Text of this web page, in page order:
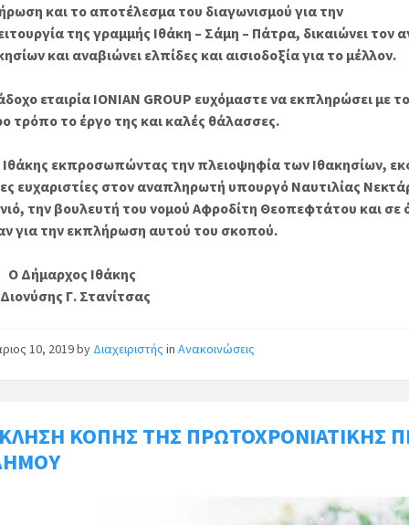
και το αποτέλεσμα του διαγωνισμού για την
της γραμμής Ιθάκη – Σάμη – Πάτρα, δικαιώνει τον
και αναβιώνει ελπίδες και αισιοδοξία για το μέλλον.
εταιρία IONIAN GROUP ευχόμαστε να εκπληρώσει με
τρόπο το έργο της και καλές θάλασσες.
εκπροσωπώντας την πλειοψηφία των Ιθακησίων,
ευχαριστίες στον αναπληρωτή υπουργό Ναυτιλίας
την βουλευτή του νομού Αφροδίτη Θεοπεφτάτου και σε
για την εκπλήρωση αυτού του σκοπού.
Ιθάκης
Γ. Στανίτσας
10, 2019by Διαχειριστής inΑνακοινώσεις
ΚΟΠΗΣ ΤΗΣ ΠΡΩΤΟΧΡΟΝΙΑΤΙΚΗΣ